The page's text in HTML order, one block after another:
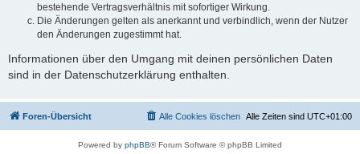
bestehende Vertragsverhältnis mit sofortiger Wirkung.
Die Änderungen gelten als anerkannt und verbindlich, wenn der Nutzer
den Änderungen zugestimmt hat.
Informationen über den Umgang mit deinen persönlichen Daten
sind in der Datenschutzerklärung enthalten.
Foren-Übersicht Alle Zeiten sind UTC+01:00
Alle Cookies löschen
Powered by phpBB® Forum Software © phpBB Limited